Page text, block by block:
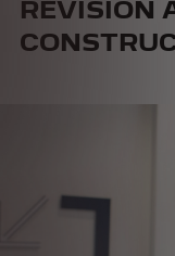
RÉVISION